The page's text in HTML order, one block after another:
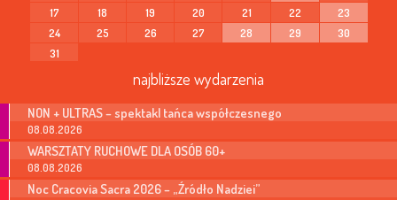
17
18 19 20 21 22
23
24
25 26 27 28 29
30
31
najbliższe wydarzenia
NON + ULTRAS – spektakl tańca współczesnego
08.08.2026
WARSZTATY RUCHOWE DLA OSÓB 60+
08.08.2026
Noc Cracovia Sacra 2026 – „Źródło Nadziei”